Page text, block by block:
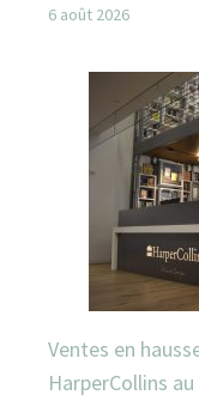
6 août 2026
Ventes en
HarperCollins